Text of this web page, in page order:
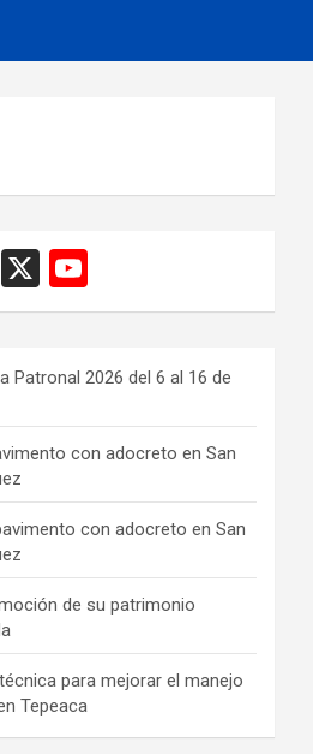
Ti X
o
T
u
b
e
C
h
a
n
n
el
Patronal 2026 del 6 al 16 de
con adocreto en San
con adocreto en San
de su patrimonio
para mejorar el manejo
Tepeaca